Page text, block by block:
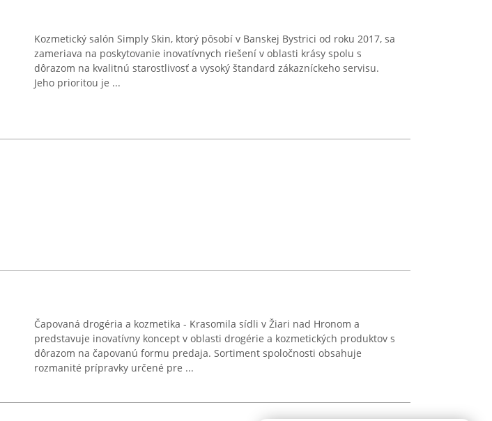
Kozmetický salón Simply Skin, ktorý pôsobí v Banskej Bystrici od roku 2017, sa
zameriava na poskytovanie inovatívnych riešení v oblasti krásy spolu s
dôrazom na kvalitnú starostlivosť a vysoký štandard zákazníckeho servisu.
Jeho prioritou je ...
Čapovaná drogéria a kozmetika - Krasomila sídli v Žiari nad Hronom a
predstavuje inovatívny koncept v oblasti drogérie a kozmetických produktov s
dôrazom na čapovanú formu predaja. Sortiment spoločnosti obsahuje
rozmanité prípravky určené pre ...